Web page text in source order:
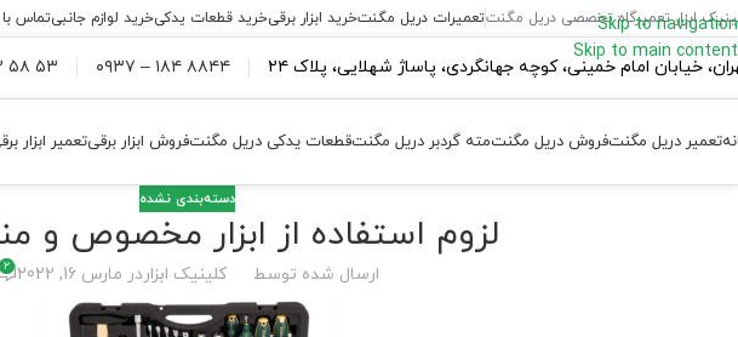
Skip to navigation
Skip to main content
ابزار تعمیرگاه تخصصی دریل مگنتتعمیرات دریل مگنتخرید ابزار برقیخرید قطعات یدکیخرید لوازم جانبیتماس با
خیابان امام خمینی، کوچه جهانگردی، پاساژ شهلایی، پلاک ۲۴ ۸۸۴۴ ۱۸۴ – ۰۹۳۷ ۵۳ ۵۸ ۶۶۷۲ – ۰۲۱
تعمیر دریل مگنتفروش دریل مگنتمته گردبر دریل مگنتقطعات یدکی دریل مگنتفروش ابزار برقیتعمیر ابزار
دسته‌بندی نشده
لزوم استفاده از ابزار مخصوص و
ارسال شده توسط کلینیک ابزاردر مارس 16, 2022 2